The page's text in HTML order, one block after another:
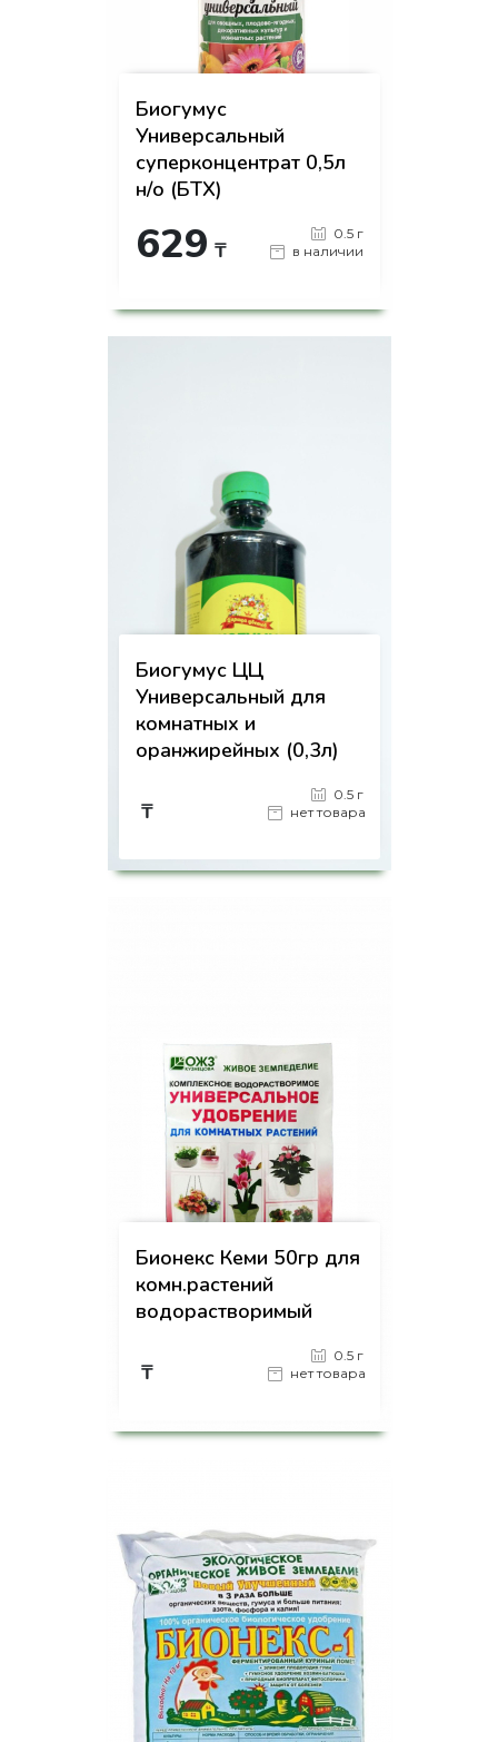
Биогумус
Универсальный
суперконцентрат 0,5л
н/о (БТХ)
629 ₸
0.5 г
в наличии
Биогумус ЦЦ
Универсальный для
комнатных и
оранжирейных (0,3л)
₸
0.5 г
нет товара
Бионекс Кеми 50гр для
комн.растений
водорастворимый
₸
0.5 г
нет товара